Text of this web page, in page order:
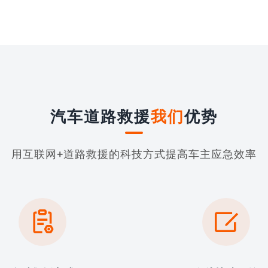
汽车道路救援我们优势
用互联网+道路救援的科技方式提高车主应急效率
 